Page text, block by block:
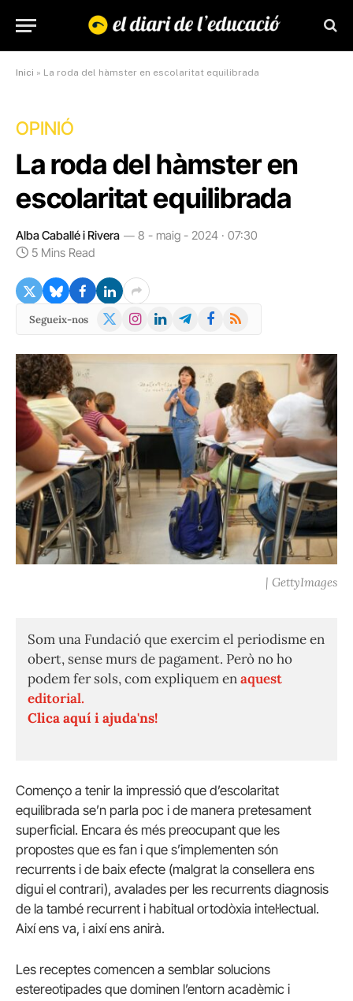
Inici » La roda del hàmster en escolaritat equilibrada
OPINIÓ
La roda del hàmster en
escolaritat equilibrada
Alba Caballé i Rivera
8 - maig - 2024 · 07:30
5 Mins Read
Segueix-nos
X
Instagram
LinkedInTelegramFacebook
RSS
| GettyImages
Som una Fundació que exercim el periodisme en
obert, sense murs de pagament. Però no ho
podem fer sols, com expliquem enaquest
editorial.
Clica aquí i ajuda'ns!
Començo a tenir la impressió que d’escolaritat
equilibrada se’n parla poc i de manera pretesament
superficial. Encara és més preocupant que les
propostes que es fan i que s’implementen són
recurrents i de baix efecte (malgrat la consellera ens
digui el contrari), avalades per les recurrents diagnosis
de la també recurrent i habitual ortodòxia intel·lectual.
Així ens va, i així ens anirà.
Les receptes comencen a semblar solucions
estereotipades que dominen l’entorn acadèmic i